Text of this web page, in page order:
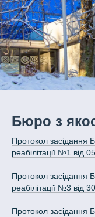
Бюро з
Протокол засідання
реабілітації №1 від
Протокол засідання
реабілітації №3 від
Протокол засідання